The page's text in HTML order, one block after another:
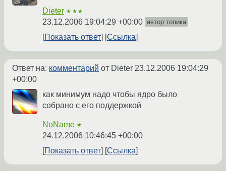
Dieter ★★★
23.12.2006 19:04:29 +00:00 автор топика
Показать ответ Ссылка
Ответ на: комментарий от Dieter 23.12.2006 19:04:29
+00:00
как минимум надо чтобы ядро было
собрано с его поддержкой
NoName ★
24.12.2006 10:46:45 +00:00
Показать ответ
Ссылка